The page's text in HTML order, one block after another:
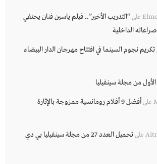
على“التدريب الأخير”.. فيلم ياسين فنان يحتفي
الداخلية
تكريم نجوم السينما في افتتاح مهرجان الدار البيضاء
من مجلة سينفيليا
على
أفضل 9 أفلام رومانسية ممزوجة بالإثارة
على
تحميل العدد 27 من مجلة سينفيليا بي دي